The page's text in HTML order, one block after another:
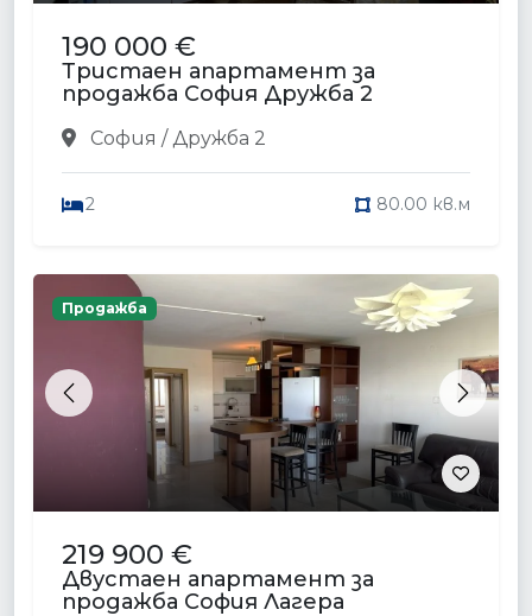
190 000 €
Тристаен апартамент за
продажба София Дружба 2
София / Дружба 2
2 80.00 кв.м
Previous Next
Продажба
219 900 €
Двустаен апартамент за
продажба София Лагера